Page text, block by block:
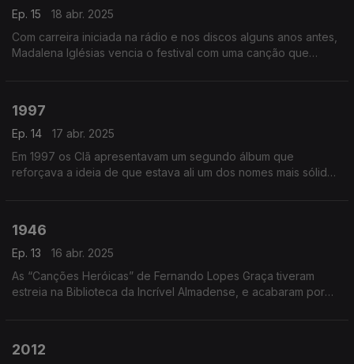
Ep. 15
18 abr. 2025
Com carreira iniciada na rádio e nos discos alguns anos antes,
Madalena Iglésias vencia o festival com uma canção que
1997
Ep. 14
17 abr. 2025
Em 1997 os Clã apresentavam um segundo álbum que
reforçava a ideia de que estava ali um dos nomes mais sólidos
1946
Ep. 13
16 abr. 2025
As “Canções Heróicas” de Fernando Lopes Graça tiveram
estreia na Biblioteca da Incrível Almadense, e acabaram por
2012